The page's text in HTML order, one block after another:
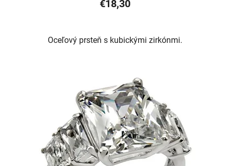
€18,30
Oceľový prsteň s kubickými zirkónmi.